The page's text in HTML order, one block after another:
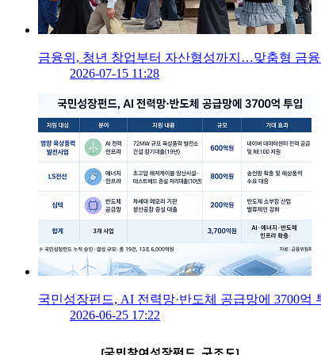
금융위, 청년 창업부터 자산형성까지…맞춤형 금
2026-07-15 11:28
국민성장펀드, AI 전력망·반도체 공급망에 3700억
2026-06-25 17:22